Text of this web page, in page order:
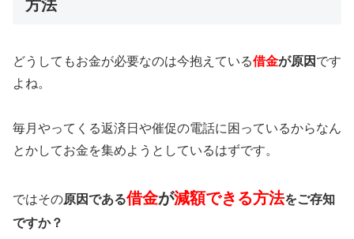
方法
どうしてもお金が必要なのは今抱えている借金が原因 です
よね。
毎月やってくる返済日や催促の電話に困っているからなん
とかしてお金を集めようとしているはずです。
ではその原因である借金が減額できる方法をご存知
ですか？